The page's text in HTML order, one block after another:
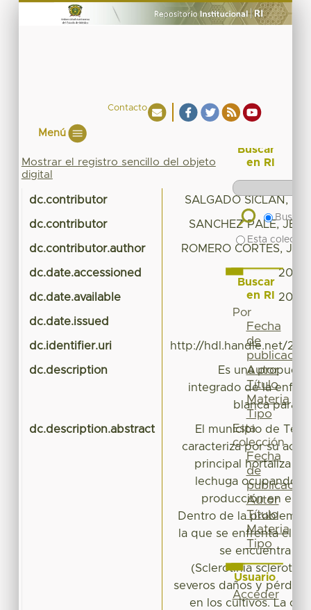
Contacto
Menú
Mostrar el registro sencillo del objeto
digital
dc.contributor SALGADO SICLAN,
dc.contributor SANCHEZ PALE,
dc.contributor.author ROMERO CORTES,
dc.date.accessioned 2017-
dc.date.available
dc.date.issued
dc.identifier.uri http://hdl.handle.net/
dc.description
Es una
integrado de la
blanca para
dc.description.abstract
El municipio de
caracteriza por su
principal hortaliza
lechuga ocupando
producción en el
Dentro de la
la que se enfrenta el
se encuentra la
(Sclerotinia
severos daños y
en los cultivos. La
Buscar
en RI
Buscar
Esta
Buscar
en RI
Por
Fecha
de
publicación
Autor
Título
Materia
Tipo
Esta
colección
Fecha
de
publicación
Autor
Título
Materia
Tipo
Usuario
Acceder